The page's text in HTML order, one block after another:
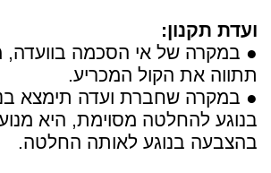
ועדת תקנון:
● במקרה של אי הסכמה בוועדה,
תתווה את הקול המכריע.
● במקרה שחברת ועדה תימצא
בנוגע להחלטה מסוימת, היא
בהצבעה בנוגע לאותה החלטה.